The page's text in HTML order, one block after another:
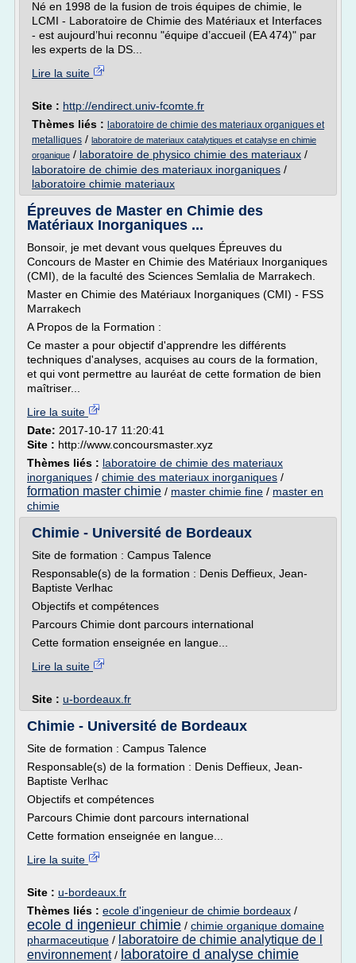
Né en 1998 de la fusion de trois équipes de chimie, le
LCMI - Laboratoire de Chimie des Matériaux et Interfaces
- est aujourd’hui reconnu "équipe d’accueil (EA 474)" par
les experts de la DS...
Lire la suite
Site : http://endirect.univ-fcomte.fr
Thèmes liés : laboratoire de chimie des materiaux organiques et
metalliques / laboratoire de materiaux catalytiques et catalyse en chimie
organique / laboratoire de physico chimie des materiaux /
laboratoire de chimie des materiaux inorganiques /
laboratoire chimie materiaux
Épreuves de Master en Chimie des
Matériaux Inorganiques ...
Bonsoir, je met devant vous quelques Épreuves du
Concours de Master en Chimie des Matériaux Inorganiques
(CMI), de la faculté des Sciences Semlalia de Marrakech.
Master en Chimie des Matériaux Inorganiques (CMI) - FSS
Marrakech
A Propos de la Formation :
Ce master a pour objectif d'apprendre les différents
techniques d'analyses, acquises au cours de la formation,
et qui vont permettre au lauréat de cette formation de bien
maîtriser...
Lire la suite
Date: 2017-10-17 11:20:41
Site : http://www.concoursmaster.xyz
Thèmes liés : laboratoire de chimie des materiaux
inorganiques / chimie des materiaux inorganiques /
formation master chimie / master chimie fine / master en
chimie
Chimie - Université de Bordeaux
Site de formation : Campus Talence
Responsable(s) de la formation : Denis Deffieux, Jean-
Baptiste Verlhac
Objectifs et compétences
Parcours Chimie dont parcours international
Cette formation enseignée en langue...
Lire la suite
Site : u-bordeaux.fr
Chimie - Université de Bordeaux
Site de formation : Campus Talence
Responsable(s) de la formation : Denis Deffieux, Jean-
Baptiste Verlhac
Objectifs et compétences
Parcours Chimie dont parcours international
Cette formation enseignée en langue...
Lire la suite
Site : u-bordeaux.fr
Thèmes liés : ecole d'ingenieur de chimie bordeaux /
ecole d ingenieur chimie / chimie organique domaine
pharmaceutique / laboratoire de chimie analytique de l
environnement/ laboratoire d analyse chimie